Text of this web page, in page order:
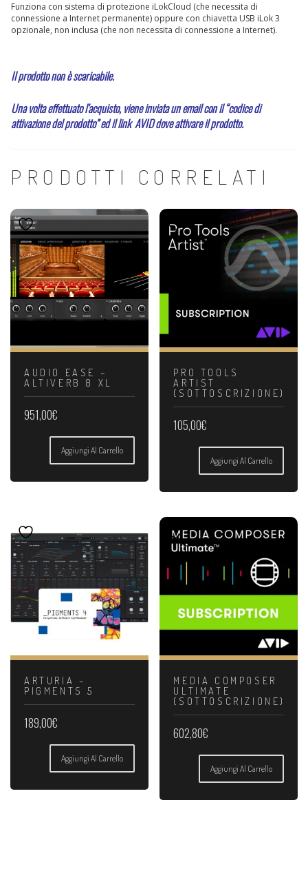
Funziona con sistema di protezione iLokCloud (che necessita di
connessione a Internet permanente) oppure con chiavetta USB iLok 3
opzionale, non inclusa (che non necessita di connessione a Internet).
Il prodotto non è scaricabile.
Una volta effettuato l’acquisto, viene inviata un email con il “codice di
attivazione del prodotto” ed il link AVID dove attivare il prodotto.
PRODOTTI CORRELATI
AUDIO EASE –
ALTIVERB 8 XL
951,00€
Aggiungi Al Carrello
PRO TOOLS
ARTIST
(SOTTOSCRIZIONE)
105,00€
Aggiungi Al Carrello
ARTURIA –
PIGMENTS 5
189,00€
Aggiungi Al Carrello
MEDIA COMPOSER
ULTIMATE
(SOTTOSCRIZIONE)
602,80€
Aggiungi Al Carrello